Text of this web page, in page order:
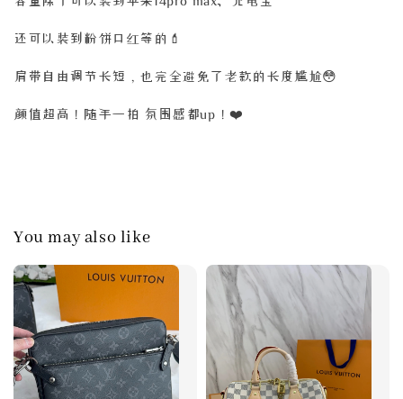
还可以装到粉饼口红等的💄
肩带自由调节长短，也完全避免了老款的长度尴尬😳
颜值超高！随手一拍 氛围感都up！❤️
You may also like